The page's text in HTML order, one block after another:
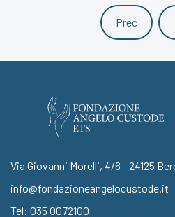
Prec
Via Giovanni Morelli, 4/6 - 24125
info@fondazioneangelocustode.it
Tel: 035 0072100